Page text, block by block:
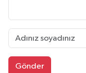
Gönder